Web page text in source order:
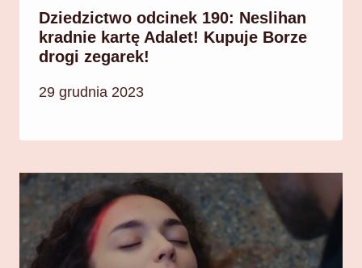
Dziedzictwo odcinek 190: Neslihan
kradnie kartę Adalet! Kupuje Borze
drogi zegarek!
29 grudnia 2023